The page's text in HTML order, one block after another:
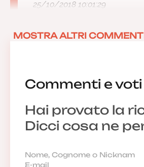
Commenti e voti
Hai provato la
Dicci cosa ne
25/10/2018 10:01:29
MOSTRA ALTRI